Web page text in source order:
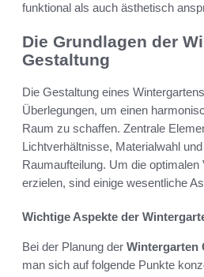
funktional als auch ästhetisch
Die Grundlagen der
Gestaltung
Die Gestaltung eines
Überlegungen, um einen
Raum zu schaffen. Zentrale
Lichtverhältnisse, Materialwahl
Raumaufteilung. Um die
erzielen, sind einige wesentliche
Wichtige Aspekte der
Bei der Planung der Wintergarten
man sich auf folgende Punkte